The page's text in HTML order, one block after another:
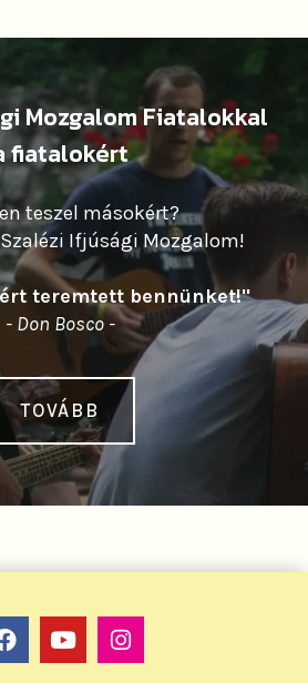
Mozgalom Fiatalokkal
fiatalokért
teszel másokért?
Szalézi Ifjúsági Mozgalom!
teremtett bennünket!"
- Don Bosco -
TOVÁBB